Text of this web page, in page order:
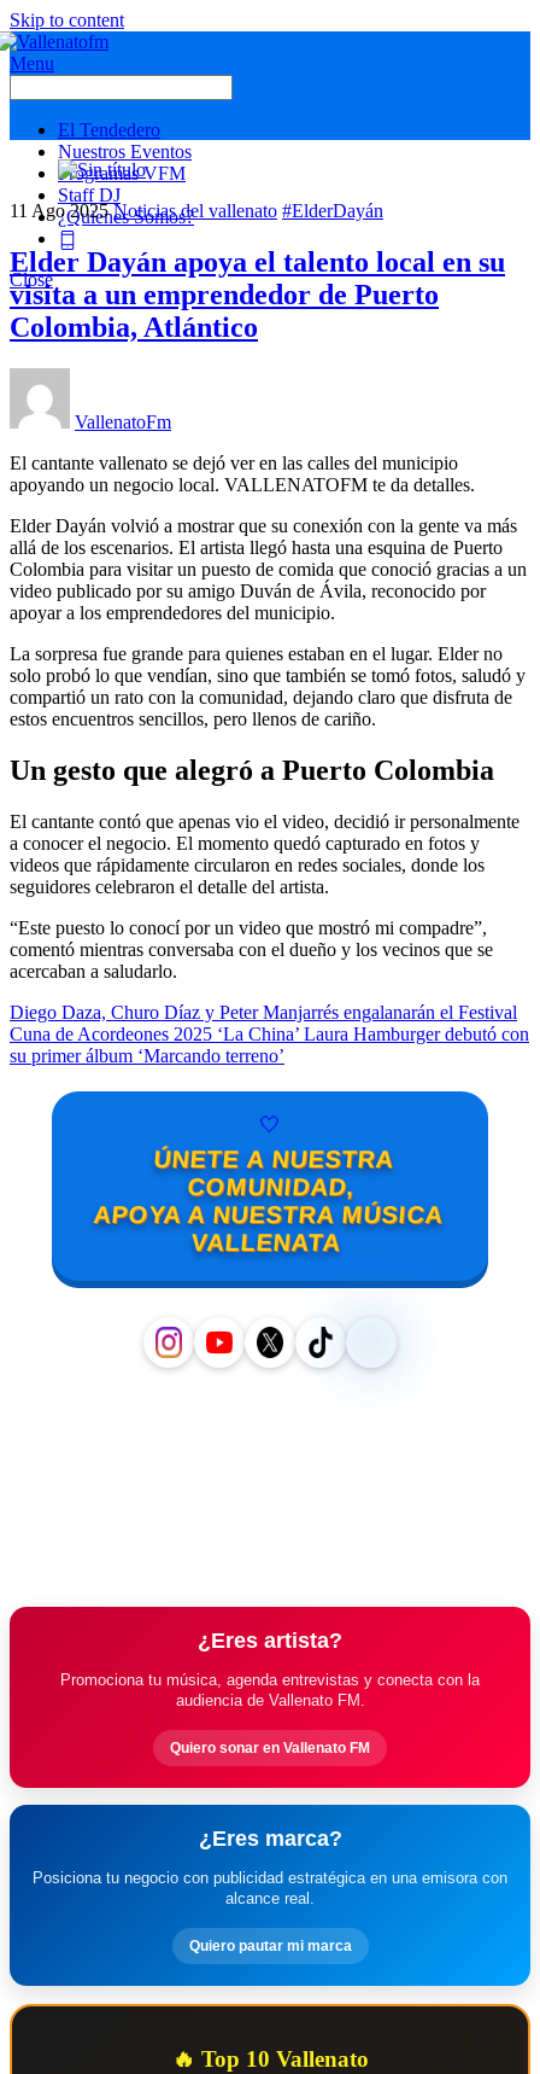
Skip to content
Menu
El Tendedero
Nuestros Eventos
Programas VFM
Staff DJ
¿Quienes Somos?
Close
11 Ago 2025 Noticias del vallenato #ElderDayán
Elder Dayán apoya el talento local en su
visita a un emprendedor de Puerto
Colombia, Atlántico
VallenatoFm
El cantante vallenato se dejó ver en las calles del municipio
apoyando un negocio local. VALLENATOFM te da detalles.
Elder Dayán volvió a mostrar que su conexión con la gente va más
allá de los escenarios. El artista llegó hasta una esquina de Puerto
Colombia para visitar un puesto de comida que conoció gracias a un
video publicado por su amigo Duván de Ávila, reconocido por
apoyar a los emprendedores del municipio.
La sorpresa fue grande para quienes estaban en el lugar. Elder no
solo probó lo que vendían, sino que también se tomó fotos, saludó y
compartió un rato con la comunidad, dejando claro que disfruta de
estos encuentros sencillos, pero llenos de cariño.
Un gesto que alegró a Puerto Colombia
El cantante contó que apenas vio el video, decidió ir personalmente
a conocer el negocio. El momento quedó capturado en fotos y
videos que rápidamente circularon en redes sociales, donde los
seguidores celebraron el detalle del artista.
“Este puesto lo conocí por un video que mostró mi compadre”,
comentó mientras conversaba con el dueño y los vecinos que se
acercaban a saludarlo.
Diego Daza, Churo Díaz y Peter Manjarrés engalanarán el Festival
Cuna de Acordeones 2025 ‘La China’ Laura Hamburger debutó con
su primer álbum ‘Marcando terreno’
🤍
ÚNETE A NUESTRA
COMUNIDAD,
APOYA A NUESTRA MÚSICA
VALLENATA
¿Eres artista?
Promociona tu música, agenda entrevistas y conecta con la
audiencia de Vallenato FM.
Quiero sonar en Vallenato FM
¿Eres marca?
Posiciona tu negocio con publicidad estratégica en una emisora con
alcance real.
Quiero pautar mi marca
🔥 Top 10 Vallenato